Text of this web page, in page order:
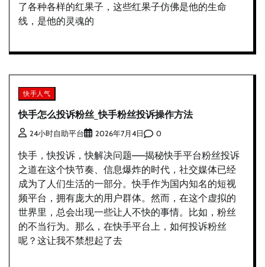
了各种各样的红果子，这些红果子仿佛是他的生命
线，是他的灵魂的
快手人气
快手怎么投诉粉丝_快手粉丝投诉操作方法
24小时自助平台 2026年7月4日 0
快手，快投诉，快解决问题——揭秘快手平台粉丝投诉
之道在这个快节奏、信息爆炸的时代，社交媒体已经
成为了人们生活的一部分。快手作为国内知名的短视
频平台，拥有庞大的用户群体。然而，在这个虚拟的
世界里，总会出现一些让人不快的事情。比如，粉丝
的不当行为。那么，在快手平台上，如何投诉粉丝
呢？这让我不禁想起了去